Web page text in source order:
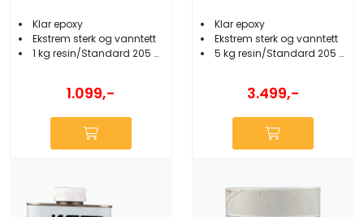
Klar epoxy
Ekstrem sterk og vanntett
1 kg resin/Standard 205 herder
1.099,-
Klar epoxy
Ekstrem sterk og vanntett
5 kg resin/Standard 205 herder
3.499,-